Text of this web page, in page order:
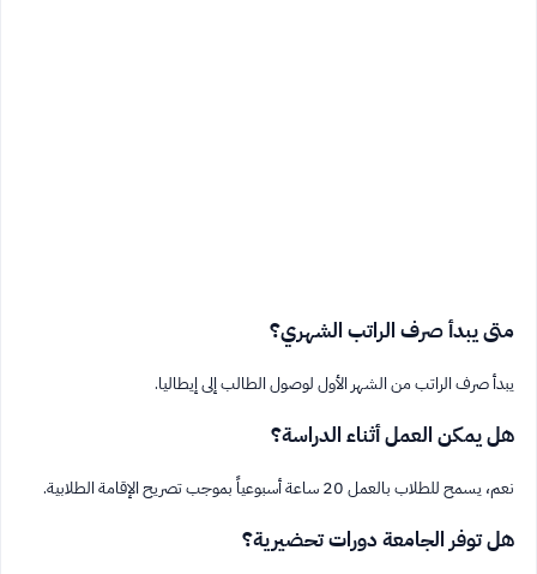
متى يبدأ صرف الراتب الشهري؟
يبدأ صرف الراتب من الشهر الأول لوصول الطالب إلى إيطاليا.
هل يمكن العمل أثناء الدراسة؟
نعم، يسمح للطلاب بالعمل 20 ساعة أسبوعياً بموجب تصريح الإقامة الطلابية.
هل توفر الجامعة دورات تحضيرية؟